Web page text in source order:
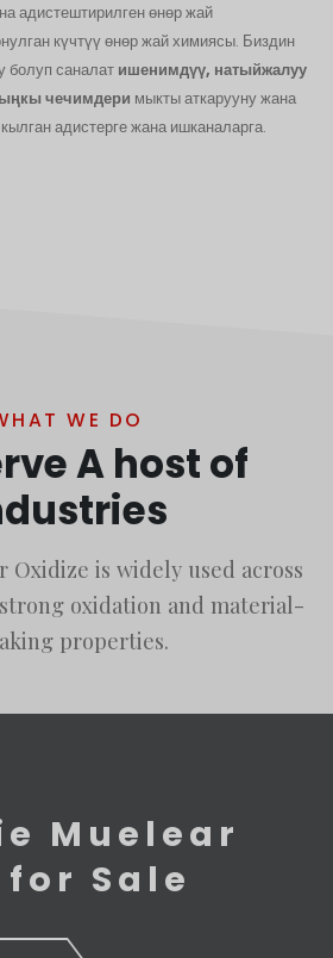
адистештирилген өнөр жай
күчтүү өнөр жай химиясы. Биздин
болуп саналат ишенимдүү, натыйжалуу
чечимдери мыкты аткарууну жана
адистерге жана ишканаларга.
WE DO
A host of
Oxidize is widely used across
oxidation and material-
properties.
Muelear
Sale